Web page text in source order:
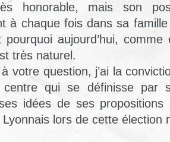
honorable, mais son
à chaque fois dans sa famille
pourquoi aujourd’hui,
très naturel.
votre question, j’ai la
centre qui se définisse par
idées de ses propositions
lors de cette élection